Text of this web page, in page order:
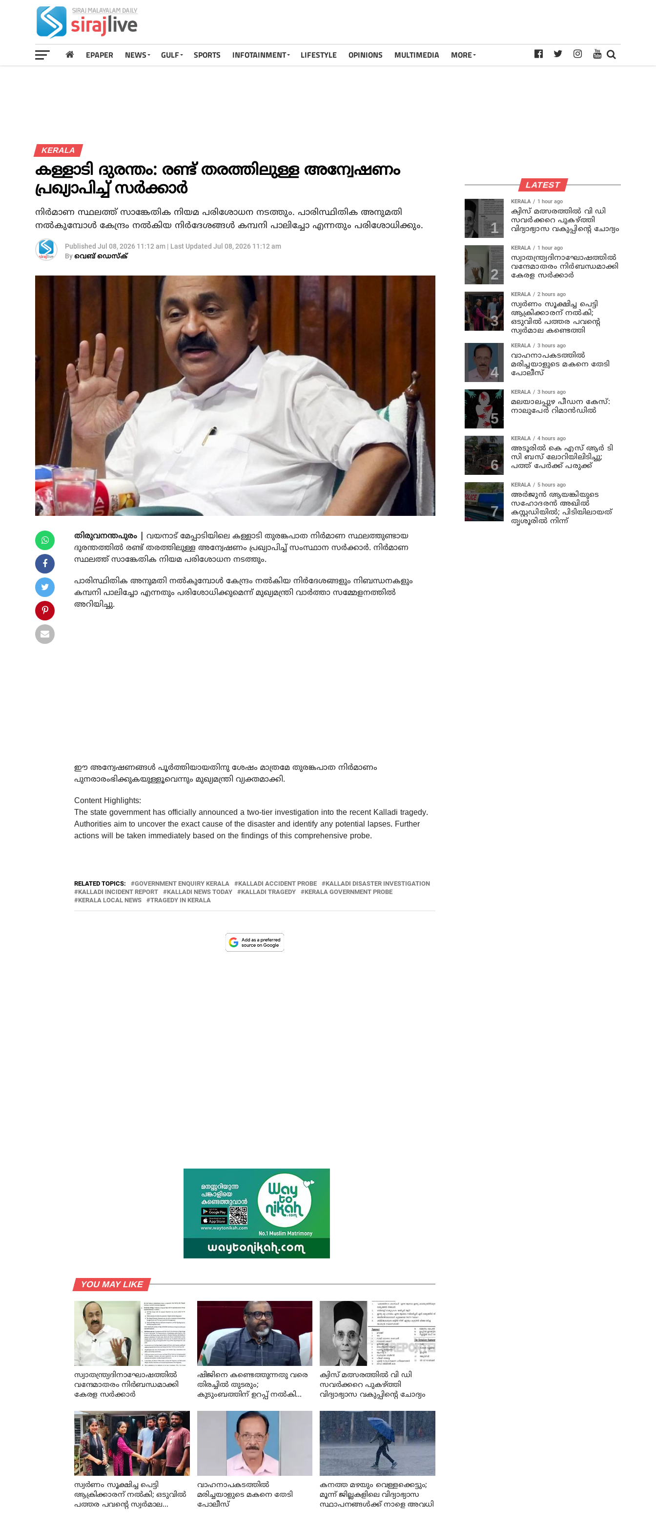
EPAPER NEWS GULF SPORTS INFOTAINMENT LIFESTYLE OPINIONS MULTIMEDIA MORE
KERALA
കള്ളാടി ദുരന്തം: രണ്ട് തരത്തിലുള്ള അന്വേഷണം
പ്രഖ്യാപിച്ച് സര്‍ക്കാര്‍
നിര്‍മാണ സ്ഥലത്ത് സാങ്കേതിക നിയമ പരിശോധന നടത്തും. പാരിസ്ഥിതിക അനുമതി
നല്‍കുമ്പോള്‍ കേന്ദ്രം നല്‍കിയ നിര്‍ദേശങ്ങള്‍ കമ്പനി പാലിച്ചോ എന്നതും പരിശോധിക്കും.
Published Jul 08, 2026 11:12 am | Last Updated Jul 08, 2026 11:12 am
Byവെബ് ഡെസ്‌ക്
തിരുവനന്തപുരം |
വയനാട് മേപ്പാടിയിലെ കള്ളാടി തുരങ്കപാത നിര്‍മാണ സ്ഥലത്തുണ്ടായ
ദുരന്തത്തില്‍ രണ്ട് തരത്തിലുള്ള അന്വേഷണം പ്രഖ്യാപിച്ച് സംസ്ഥാന സര്‍ക്കാര്‍. നിര്‍മാണ
സ്ഥലത്ത് സാങ്കേതിക നിയമ പരിശോധന നടത്തും.
പാരിസ്ഥിതിക അനുമതി നല്‍കുമ്പോള്‍ കേന്ദ്രം നല്‍കിയ നിര്‍ദേശങ്ങളും നിബന്ധനകളും
കമ്പനി പാലിച്ചോ എന്നതും പരിശോധിക്കുമെന്ന് മുഖ്യമന്ത്രി വാര്‍ത്താ സമ്മേളനത്തില്‍
അറിയിച്ചു.
ഈ അന്വേഷണങ്ങള്‍ പൂര്‍ത്തിയായതിനു ശേഷം മാത്രമേ തുരങ്കപാത നിര്‍മാണം
പുനരാരംഭിക്കുകയുള്ളൂവെന്നും മുഖ്യമന്ത്രി വ്യക്തമാക്കി.
Content Highlights:
The state government has officially announced a two-tier investigation into the recent Kalladi tragedy.
Authorities aim to uncover the exact cause of the disaster and identify any potential lapses. Further
actions will be taken immediately based on the findings of this comprehensive probe.
RELATED TOPICS: GOVERNMENT ENQUIRY KERALA KALLADI ACCIDENT PROBE
KALLADI DISASTER INVESTIGATION
KALLADI INCIDENT REPORT
KALLADI NEWS TODAY KALLADI TRAGEDY
KERALA GOVERNMENT PROBE
KERALA LOCAL NEWS
TRAGEDY IN KERALA
YOU MAY LIKE
സ്വാതന്ത്ര്യദിനാഘോഷത്തില്‍
വന്ദേമാതരം നിര്‍ബന്ധമാക്കി
കേരള സര്‍ക്കാര്‍
ഷിജിനെ കണ്ടെത്തുന്നതു വരെ
തിരച്ചില്‍ തുടരും;
കുടുംബത്തിന് ഉറപ്പ് നല്‍കി
ക്വിസ് മത്സരത്തില്‍ വി ഡി
സവര്‍ക്കറെ പുകഴ്ത്തി
വിദ്യാഭ്യാസ വകുപ്പിന്റെ ചോദ്യം
സ്വര്‍ണം സൂക്ഷിച്ച പെട്ടി
ആക്രിക്കാരന് നല്‍കി; ഒടുവില്‍
പത്തര പവന്റെ സ്വര്‍മാല
വാഹനാപകടത്തില്‍
മരിച്ചയാളുടെ മകനെ തേടി
പോലീസ്
കനത്ത മഴയും വെള്ളക്കെട്ടും;
മൂന്ന്‌ ജില്ലകളിലെ വിദ്യാഭ്യാസ
സ്ഥാപനങ്ങള്‍ക്ക് നാളെ അവധി
LATEST
KERALA 1 hour ago
ക്വിസ് മത്സരത്തില്‍ വി ഡി
സവര്‍ക്കറെ പുകഴ്ത്തി
വിദ്യാഭ്യാസ വകുപ്പിന്റെ ചോദ്യം
KERALA 1 hour ago
സ്വാതന്ത്ര്യദിനാഘോഷത്തില്‍
വന്ദേമാതരം നിര്‍ബന്ധമാക്കി
കേരള സര്‍ക്കാര്‍
KERALA 2 hours ago
സ്വര്‍ണം സൂക്ഷിച്ച പെട്ടി
ആക്രിക്കാരന് നല്‍കി;
ഒടുവില്‍ പത്തര പവന്റെ
സ്വര്‍മാല കണ്ടെത്തി
KERALA 3 hours ago
വാഹനാപകടത്തില്‍
മരിച്ചയാളുടെ മകനെ തേടി
പോലീസ്
KERALA 3 hours ago
മലയാലപ്പുഴ പീഡന കേസ്:
നാലുപേര്‍ റിമാന്‍ഡില്‍
KERALA 4 hours ago
അടൂരില്‍ കെ എസ് ആര്‍ ടി
സി ബസ് ലോറിയിലിടിച്ചു;
പത്ത് പേര്‍ക്ക് പരുക്ക്
KERALA 5 hours ago
അര്‍ജുന്‍ ആയങ്കിയുടെ
സഹോദരന്‍ അഖില്‍
കസ്റ്റഡിയില്‍; പിടിയിലായത്
തൃശൂരില്‍ നിന്ന്